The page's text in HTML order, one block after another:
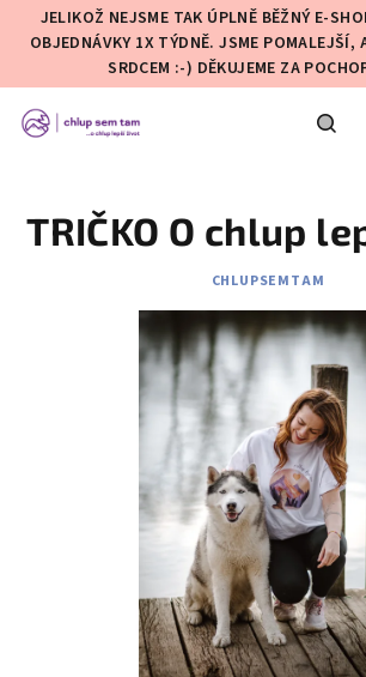
JELIKOŽ NEJSME TAK ÚPLNĚ BĚŽNÝ E-
OBJEDNÁVKY 1X TÝDNĚ. JSME POMALEJŠÍ,
SRDCEM :-) DĚKUJEME ZA
TRIČKO O chlup
CHLUPSEMTAM